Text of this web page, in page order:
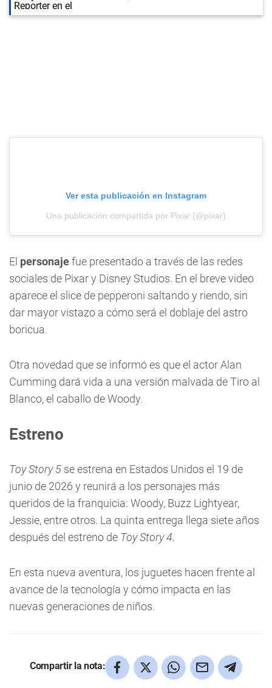
Ver esta publicación en Instagram
Una publicación compartida por Pixar (@pixar)
El personajefue presentado a través de las redes
sociales de Pixar y Disney Studios. En el breve video
aparece el slice de pepperoni saltando y riendo, sin
dar mayor vistazo a cómo será el doblaje del astro
boricua.
Otra novedad que se informó es que el actor Alan
Cumming dará vida a una versión malvada de Tiro al
Blanco, el caballo de Woody.
Estreno
Toy Story 5 se estrena en Estados Unidos el 19 de
junio de 2026 y reunirá a los personajes más
queridos de la franquicia: Woody, Buzz Lightyear,
Jessie, entre otros. La quinta entrega llega siete años
después del estreno de Toy Story 4.
En esta nueva aventura, los juguetes hacen frente al
avance de la tecnología y cómo impacta en las
nuevas generaciones de niños.
Compartir la nota: